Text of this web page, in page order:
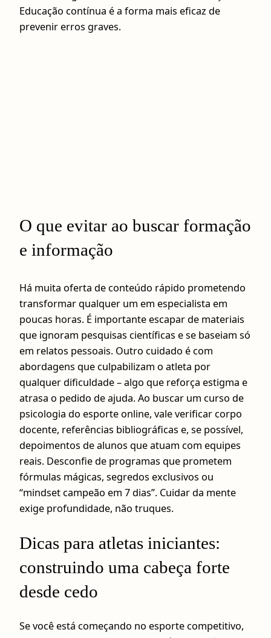
Educação contínua é a forma mais eficaz de
prevenir erros graves.
O que evitar ao buscar formação
e informação
Há muita oferta de conteúdo rápido prometendo
transformar qualquer um em especialista em
poucas horas. É importante escapar de materiais
que ignoram pesquisas científicas e se baseiam só
em relatos pessoais. Outro cuidado é com
abordagens que culpabilizam o atleta por
qualquer dificuldade – algo que reforça estigma e
atrasa o pedido de ajuda. Ao buscar um curso de
psicologia do esporte online, vale verificar corpo
docente, referências bibliográficas e, se possível,
depoimentos de alunos que atuam com equipes
reais. Desconfie de programas que prometem
fórmulas mágicas, segredos exclusivos ou
“mindset campeão em 7 dias”. Cuidar da mente
exige profundidade, não truques.
Dicas para atletas iniciantes:
construindo uma cabeça forte
desde cedo
Se você está começando no esporte competitivo,